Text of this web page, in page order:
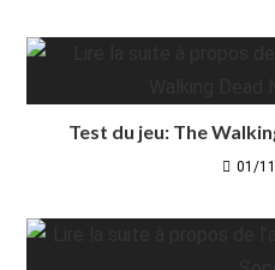
Test du jeu: The
01/